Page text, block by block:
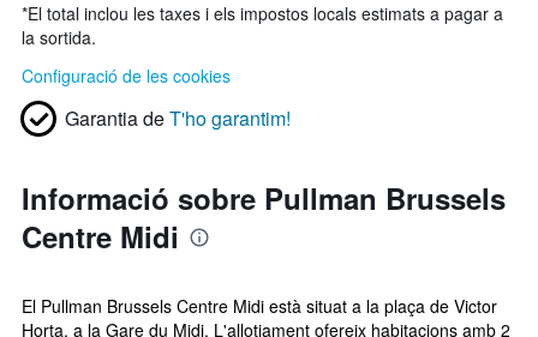
*El total inclou les taxes i els impostos locals estimats a pagar a
la sortida.
Configuració de les cookies
Garantia deT'ho garantim!
Informació sobre Pullman Brussels
Centre Midi
El Pullman Brussels Centre Midi està situat a la plaça de Victor
Horta, a la Gare du Midi. L'allotjament ofereix habitacions amb 2